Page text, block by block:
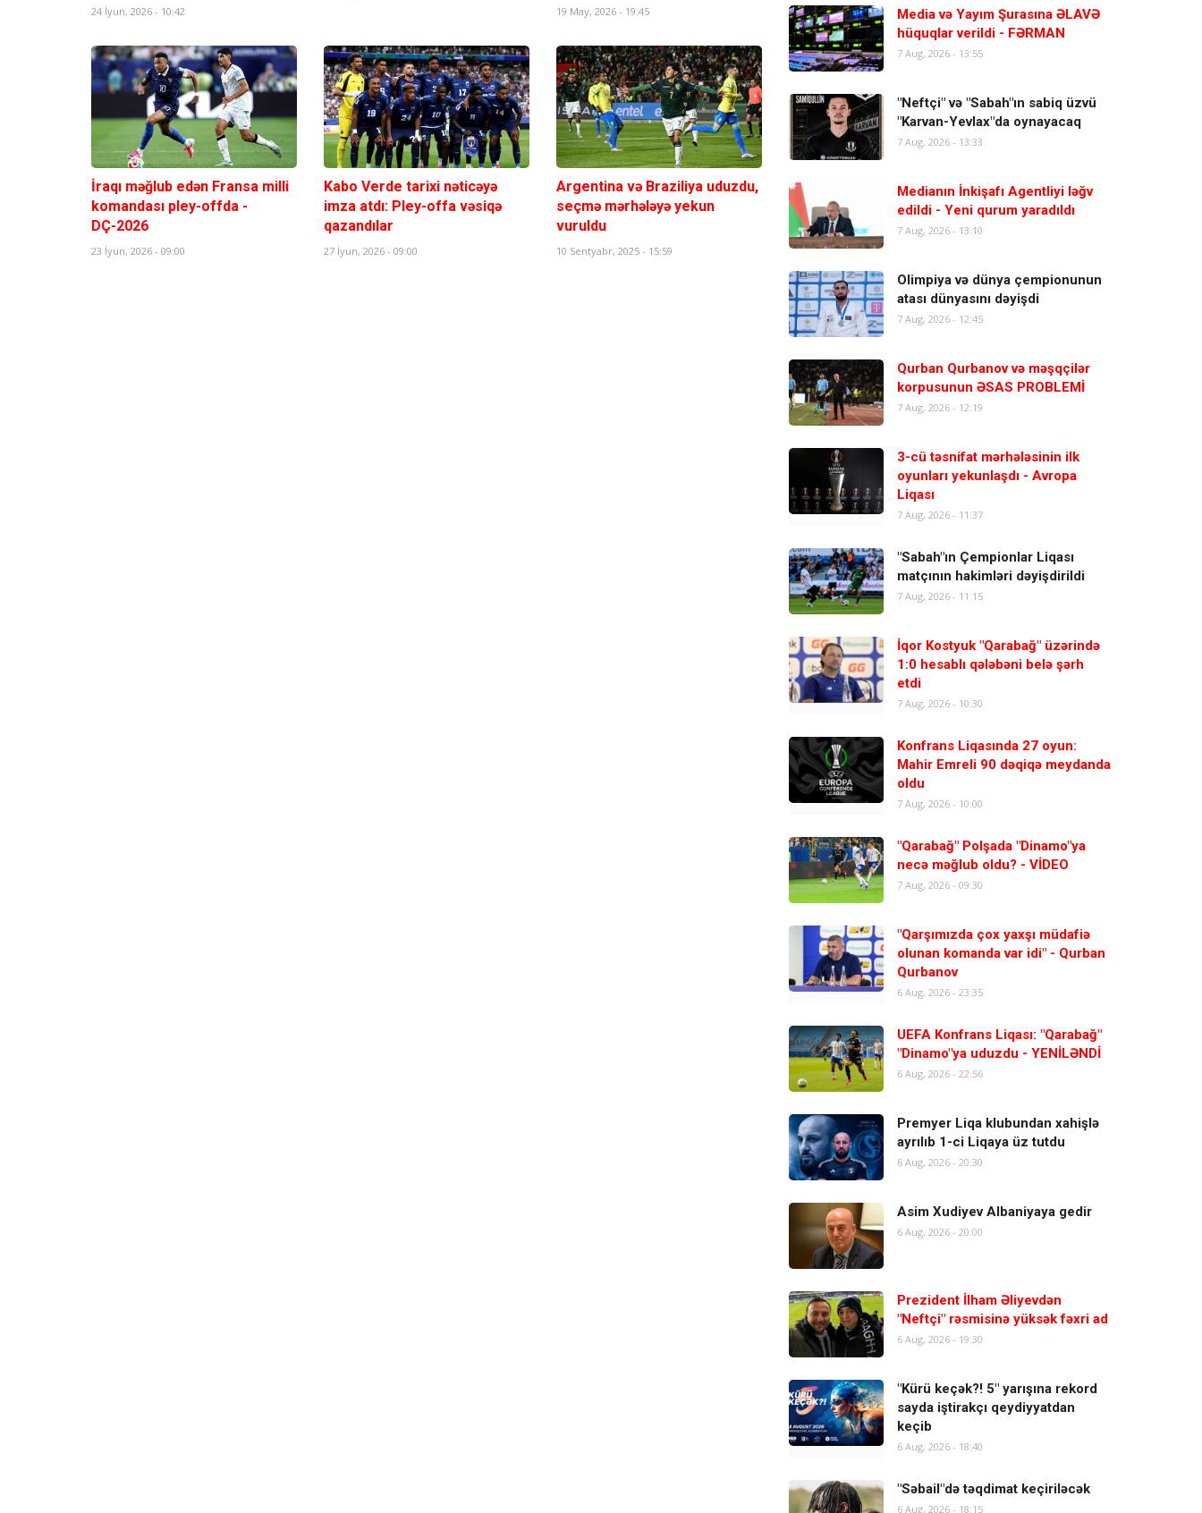
24 İyun, 2026 - 10:42 19 May, 2026 - 19:45
İraqı məğlub edən Fransa milli
komandası pley-offda -
DÇ-2026
23 İyun, 2026 - 09:00
Kabo Verde tarixi nəticəyə
imza atdı: Pley-offa vəsiqə
qazandılar
27 İyun, 2026 - 09:00
Argentina və Braziliya uduzdu,
seçmə mərhələyə yekun
vuruldu
10 Sentyabr, 2025 - 15:59
Media və Yayım Şurasına ƏLAVƏ
hüquqlar verildi - FƏRMAN
7 Aug, 2026 - 13:55
"Neftçi" və "Sabah"ın sabiq üzvü
"Karvan-Yevlax"da oynayacaq
7 Aug, 2026 - 13:33
Medianın İnkişafı Agentliyi ləğv
edildi - Yeni qurum yaradıldı
7 Aug, 2026 - 13:10
Olimpiya və dünya çempionunun
atası dünyasını dəyişdi
7 Aug, 2026 - 12:45
Qurban Qurbanov və məşqçilər
korpusunun ƏSAS PROBLEMİ
7 Aug, 2026 - 12:19
3-cü təsnifat mərhələsinin ilk
oyunları yekunlaşdı - Avropa
Liqası
7 Aug, 2026 - 11:37
"Sabah"ın Çempionlar Liqası
matçının hakimləri dəyişdirildi
7 Aug, 2026 - 11:15
İqor Kostyuk "Qarabağ" üzərində
1:0 hesablı qələbəni belə şərh
etdi
7 Aug, 2026 - 10:30
Konfrans Liqasında 27 oyun:
Mahir Emreli 90 dəqiqə meydanda
oldu
7 Aug, 2026 - 10:00
"Qarabağ" Polşada "Dinamo"ya
necə məğlub oldu? - VİDEO
7 Aug, 2026 - 09:30
"Qarşımızda çox yaxşı müdafiə
olunan komanda var idi" - Qurban
Qurbanov
6 Aug, 2026 - 23:35
UEFA Konfrans Liqası: "Qarabağ"
"Dinamo"ya uduzdu - YENİLƏNDİ
6 Aug, 2026 - 22:56
Premyer Liqa klubundan xahişlə
ayrılıb 1-ci Liqaya üz tutdu
6 Aug, 2026 - 20:30
Asim Xudiyev Albaniyaya gedir
6 Aug, 2026 - 20:00
Prezident İlham Əliyevdən
"Neftçi" rəsmisinə yüksək fəxri ad
6 Aug, 2026 - 19:30
"Kürü keçək?! 5" yarışına rekord
sayda iştirakçı qeydiyyatdan
keçib
6 Aug, 2026 - 18:40
"Səbail"də təqdimat keçiriləcək
6 Aug, 2026 - 18:15